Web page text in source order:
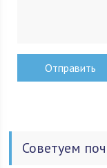
Советуем